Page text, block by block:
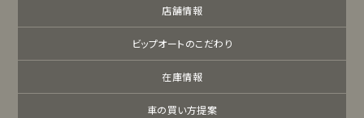
店舗情報
ビップオートのこだわり
在庫情報
車の買い方提案